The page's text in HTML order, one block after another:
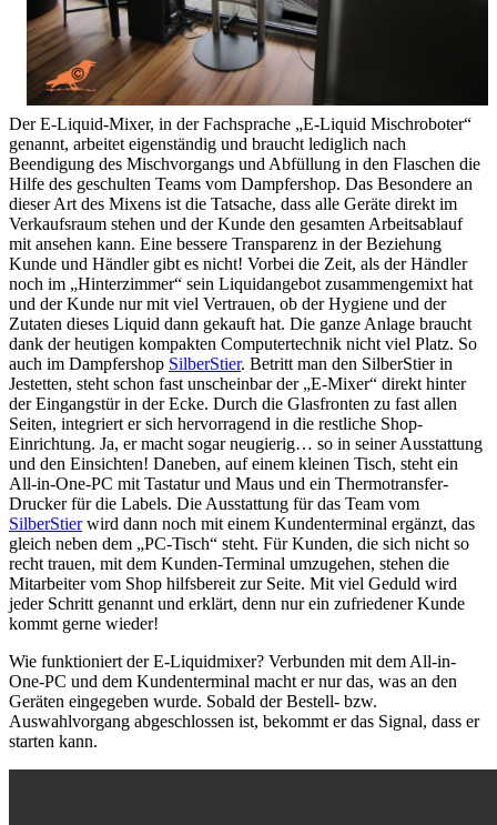
Der E-Liquid-Mixer, in der Fachsprache „E-Liquid Mischroboter“
genannt, arbeitet eigenständig und braucht lediglich nach
Beendigung des Mischvorgangs und Abfüllung in den Flaschen die
Hilfe des geschulten Teams vom Dampfershop. Das Besondere an
dieser Art des Mixens ist die Tatsache, dass alle Geräte direkt im
Verkaufsraum stehen und der Kunde den gesamten Arbeitsablauf
mit ansehen kann. Eine bessere Transparenz in der Beziehung
Kunde und Händler gibt es nicht! Vorbei die Zeit, als der Händler
noch im „Hinterzimmer“ sein Liquidangebot zusammengemixt hat
und der Kunde nur mit viel Vertrauen, ob der Hygiene und der
Zutaten dieses Liquid dann gekauft hat. Die ganze Anlage braucht
dank der heutigen kompakten Computertechnik nicht viel Platz. So
auch im Dampfershop SilberStier. Betritt man den SilberStier in
Jestetten, steht schon fast unscheinbar der „E-Mixer“ direkt hinter
der Eingangstür in der Ecke. Durch die Glasfronten zu fast allen
Seiten, integriert er sich hervorragend in die restliche Shop-
Einrichtung. Ja, er macht sogar neugierig… so in seiner Ausstattung
und den Einsichten! Daneben, auf einem kleinen Tisch, steht ein
All-in-One-PC mit Tastatur und Maus und ein Thermotransfer-
Drucker für die Labels. Die Ausstattung für das Team vom
SilberStierwird dann noch mit einem Kundenterminal ergänzt, das
gleich neben dem „PC-Tisch“ steht. Für Kunden, die sich nicht so
recht trauen, mit dem Kunden-Terminal umzugehen, stehen die
Mitarbeiter vom Shop hilfsbereit zur Seite. Mit viel Geduld wird
jeder Schritt genannt und erklärt, denn nur ein zufriedener Kunde
kommt gerne wieder!
Wie funktioniert der E-Liquidmixer? Verbunden mit dem All-in-
One-PC und dem Kundenterminal macht er nur das, was an den
Geräten eingegeben wurde. Sobald der Bestell- bzw.
Auswahlvorgang abgeschlossen ist, bekommt er das Signal, dass er
starten kann.